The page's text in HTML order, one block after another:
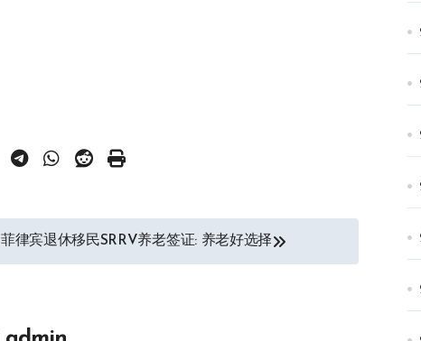
菲律宾退休移民SRRV养老签证: 养老好选择